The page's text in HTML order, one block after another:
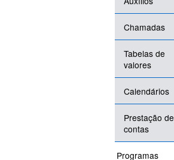
Chamadas
Tabelas de
valores
Calendários
Prestação de
contas
Programas